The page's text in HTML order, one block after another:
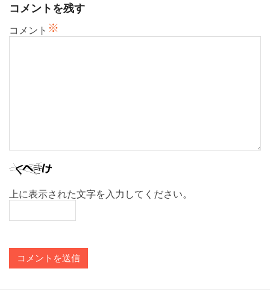
ン
コメントを残す
コメント ※
上に表示された文字を入力してください。